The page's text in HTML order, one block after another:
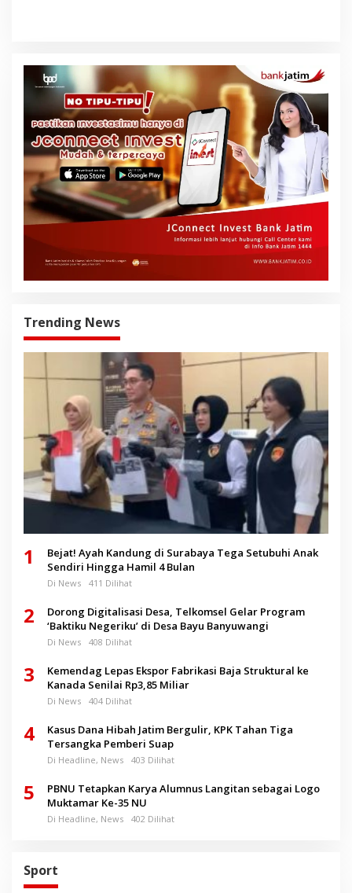
Trending News
1
Bejat! Ayah Kandung di Surabaya Tega Setubuhi Anak
Sendiri Hingga Hamil 4 Bulan
Di News 411 Dilihat
2
Dorong Digitalisasi Desa, Telkomsel Gelar Program
‘Baktiku Negeriku’ di Desa Bayu Banyuwangi
Di News 408 Dilihat
3
Kemendag Lepas Ekspor Fabrikasi Baja Struktural ke
Kanada Senilai Rp3,85 Miliar
Di News 404 Dilihat
4
Kasus Dana Hibah Jatim Bergulir, KPK Tahan Tiga
Tersangka Pemberi Suap
Di Headline, News 403 Dilihat
5
PBNU Tetapkan Karya Alumnus Langitan sebagai Logo
Muktamar Ke-35 NU
Di Headline, News 402 Dilihat
Sport